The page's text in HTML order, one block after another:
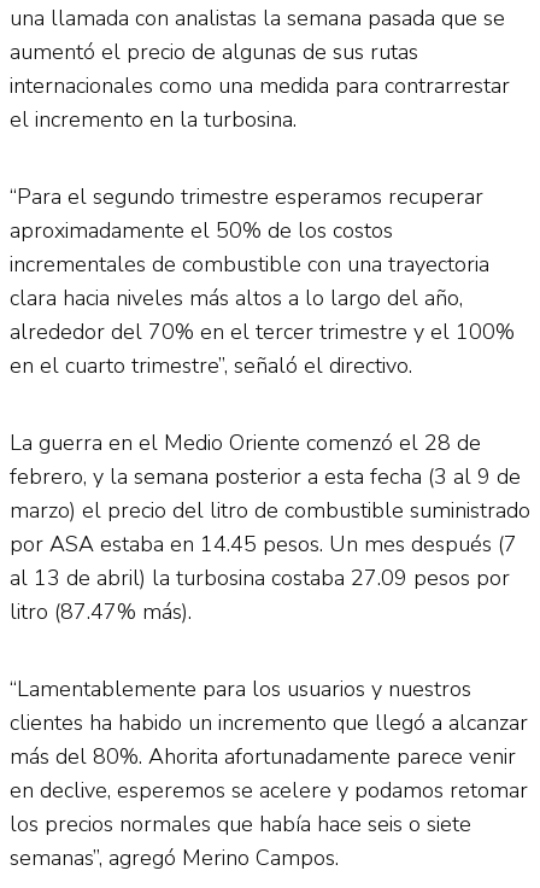
una llamada con analistas la semana pasada que se
aumentó el precio de algunas de sus rutas
internacionales como una medida para contrarrestar
el incremento en la turbosina.
“Para el segundo trimestre esperamos recuperar
aproximadamente el 50% de los costos
incrementales de combustible con una trayectoria
clara hacia niveles más altos a lo largo del año,
alrededor del 70% en el tercer trimestre y el 100%
en el cuarto trimestre”, señaló el directivo.
La guerra en el Medio Oriente comenzó el 28 de
febrero, y la semana posterior a esta fecha (3 al 9 de
marzo) el precio del litro de combustible suministrado
por ASA estaba en 14.45 pesos. Un mes después (7
al 13 de abril) la turbosina costaba 27.09 pesos por
litro (87.47% más).
“Lamentablemente para los usuarios y nuestros
clientes ha habido un incremento que llegó a alcanzar
más del 80%. Ahorita afortunadamente parece venir
en declive, esperemos se acelere y podamos retomar
los precios normales que había hace seis o siete
semanas”, agregó Merino Campos.